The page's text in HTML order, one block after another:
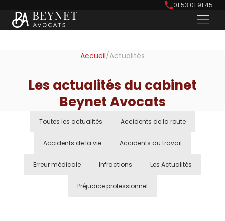
01 53 01 91 45
Accueil/Actualités
Les actualités du cabinet
Beynet Avocats
Toutes les actualités Accidents de la route
Accidents de la vie Accidents du travail
Erreur médicale Infractions Les Actualités
Préjudice professionnel